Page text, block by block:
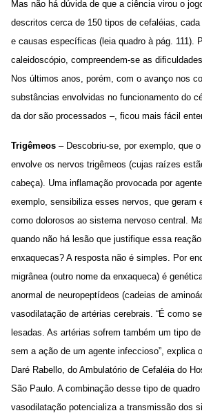
Mas não há dúvida de que a ciência virou o
descritos cerca de 150 tipos de cefaléias,
e causas específicas (leia quadro à pág. 111).
caleidoscópio, compreendem-se as
Nos últimos anos, porém, com o avanço nos
substâncias envolvidas no funcionamento do
da dor são processados –, ficou mais fácil
Trigêmeos – Descobriu-se, por exemplo, que
envolve os nervos trigêmeos (cujas raízes
cabeça). Uma inflamação provocada por
exemplo, sensibiliza esses nervos, que geram
como dolorosos ao sistema nervoso central.
quando não há lesão que justifique essa
enxaquecas? A resposta não é simples. Por
migrânea (outro nome da enxaqueca) é
anormal de neuropeptídeos (cadeias de
vasodilatação de artérias cerebrais. “É como
lesadas. As artérias sofrem também um tipo
sem a ação de um agente infeccioso”, explica
Daré Rabello, do Ambulatório de Cefaléia do
São Paulo. A combinação desse tipo de
vasodilatação potencializa a transmissão dos